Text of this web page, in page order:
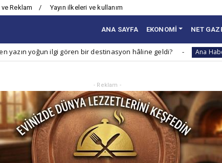
ve Reklam Yayın ilkeleri ve kullanım
ANA SAYFA EKONOMİ NET
ilgi gören bir destinasyon hâline geldi? Ana Haber
- Reklam -